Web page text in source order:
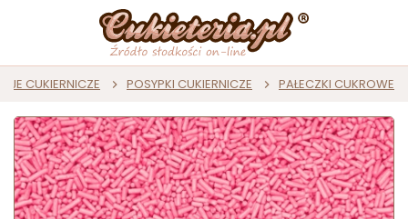
CUKIERNICZE POSYPKI CUKIERNICZE PAŁECZKI CUKROWE